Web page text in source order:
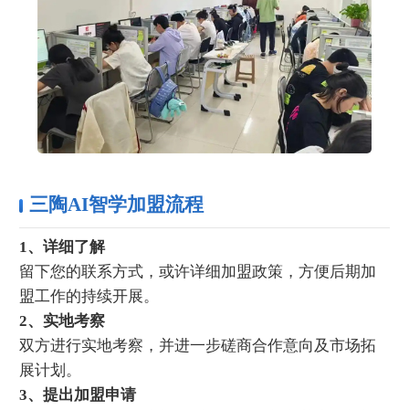
三陶AI智学加盟流程
1、详细了解
留下您的联系方式，或许详细加盟政策，方便后期加
盟工作的持续开展。
2、实地考察
双方进行实地考察，并进一步磋商合作意向及市场拓
展计划。
3、提出加盟申请